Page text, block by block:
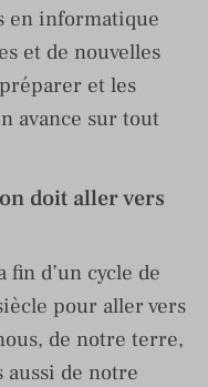
en informatique
et de nouvelles
et les
avance sur tout
doit aller vers
fin d’un cycle de
pour aller vers
de notre terre,
de notre